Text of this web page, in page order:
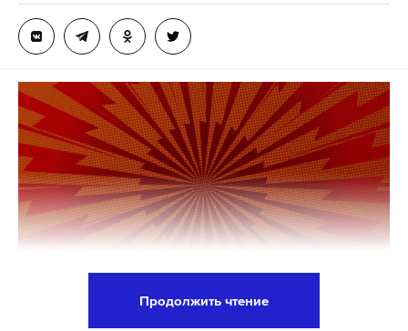
Продолжить чтение